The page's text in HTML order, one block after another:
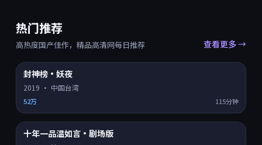
热门推荐
高热度国产佳作，精品高清网每日推荐 查看更多 →
8.0
封神榜·妖夜
2019 · 中国台湾
52万 115分钟
8.2
十年一品温如言·剧场版